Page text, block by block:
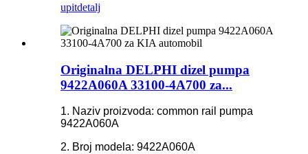
upitdetalj
Originalna DELPHI dizel pumpa
9422A060A 33100-4A700 za...
1. Naziv proizvoda: common rail pumpa
9422A060A
2. Broj modela: 9422A060A